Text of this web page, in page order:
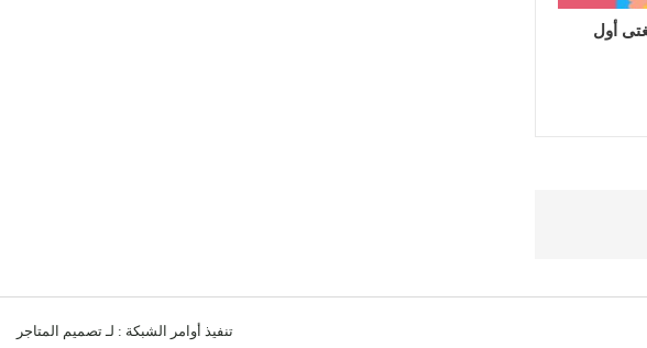
أول
تنفيذ أوامر الشبكة : لـ تصميم المتاجر